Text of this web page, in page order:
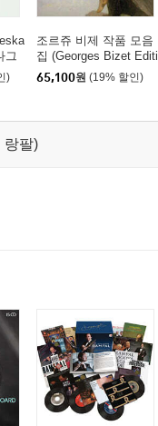
그
)
조르쥬 비제 작품 모음
집 (Georges Bizet Editi
on)
65,100원 (19% 할인)
랑팔)